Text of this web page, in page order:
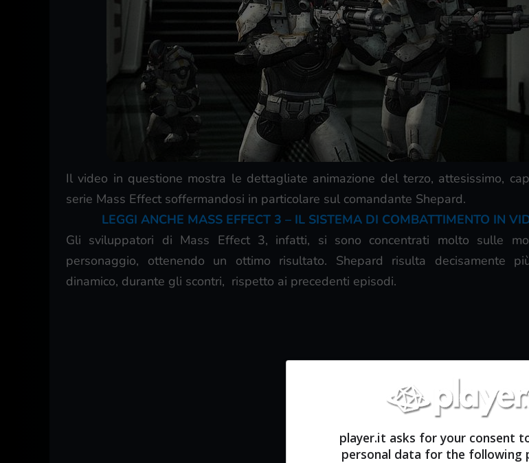
Il video in questione mostra le dettagliate animazione del terzo, attesissimo,
serie Mass Effect soffermandosi in particolare sul comandante Shepard.
LEGGI ANCHE MASS EFFECT 3 – IL SISTEMA DI COMBATTIMENTO IN
Gli sviluppatori di Mass Effect 3, infatti, si sono concentrati molto sulle
personaggio, ottenendo un ottimo risultato. Shepard risulta decisamente
dinamico, durante gli scontri, rispetto ai precedenti episodi.
player.it asks for your consent
personal data for the following